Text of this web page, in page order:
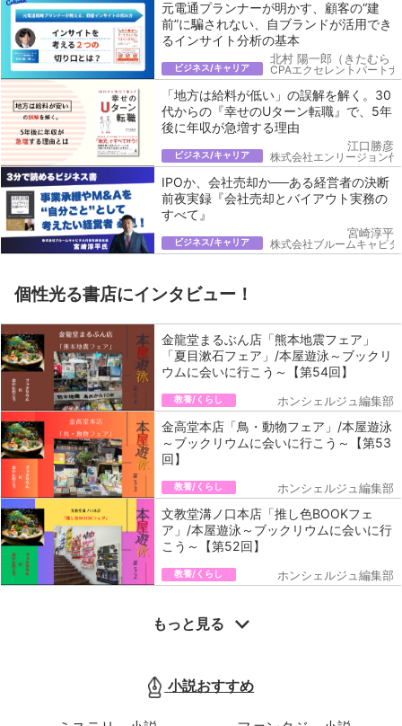
元電通プランナーが明かす、顧客の“建
前”に騙されない、自ブランドが活用でき
るインサイト分析の基本
ビジネス/キャリア
北村 陽一郎（きたむら
CPAエクセレントパート
「地方は給料が低い」の誤解を解く。30
代からの『幸せのUターン転職』で、5年
後に年収が急増する理由
ビジネス/キャリア
江口勝彦
株式会社エンリージョン代
IPOか、会社売却か──ある経営者の決断
前夜実録『会社売却とバイアウト実務の
すべて』
ビジネス/キャリア
宮崎淳平
株式会社ブルームキャピ
個性光る書店にインタビュー！
金龍堂まるぶん店「熊本地震フェア」
「夏目漱石フェア」/本屋遊泳～ブックリ
ウムに会いに行こう～【第54回】
教養/くらし ホンシェルジュ編集部
金高堂本店「鳥・動物フェア」/本屋遊泳
～ブックリウムに会いに行こう～【第53
回】
教養/くらし ホンシェルジュ編集部
文教堂溝ノ口本店「推し色BOOKフェ
ア」/本屋遊泳～ブックリウムに会いに行
こう～【第52回】
教養/くらし ホンシェルジュ編集部
もっと見る
小説おすすめ